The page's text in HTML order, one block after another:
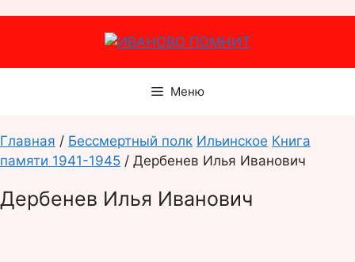
Меню
Главная / Бессмертный полк Ильинское Книга
памяти 1941-1945 / Дербенев Илья Иванович
Дербенев Илья Иванович